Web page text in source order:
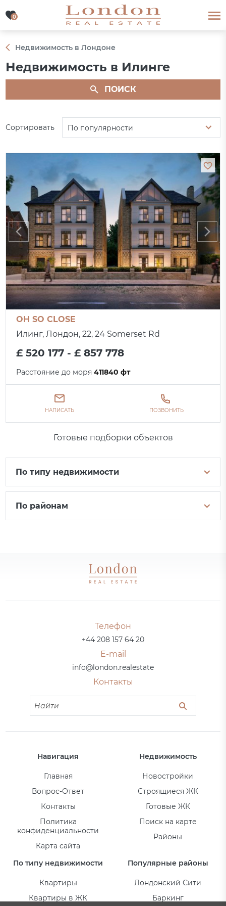
0
0
Недвижимость в Лондоне
Недвижимость в Илинге
ПОИСК
Сортировать По популярности
OH SO CLOSE
Илинг, Лондон, 22, 24 Somerset Rd
£ 520 177 - £ 857 778
Расстояние до моря411840 фт
НАПИСАТЬ ПОЗВОНИТЬ
Готовые подборки объектов
По типу недвижимости
По районам
Телефон
+44 208 157 64 20
E-mail
info@london.realestate
Контакты
Навигация
Главная
Вопрос-Ответ
Контакты
Политика
конфиденциальности
Карта сайта
Недвижимость
Новостройки
Строящиеся ЖК
Готовые ЖК
Поиск на карте
Районы
По типу недвижимости
Квартиры
Квартиры в ЖК
Популярные районы
Лондонский Сити
Баркинг